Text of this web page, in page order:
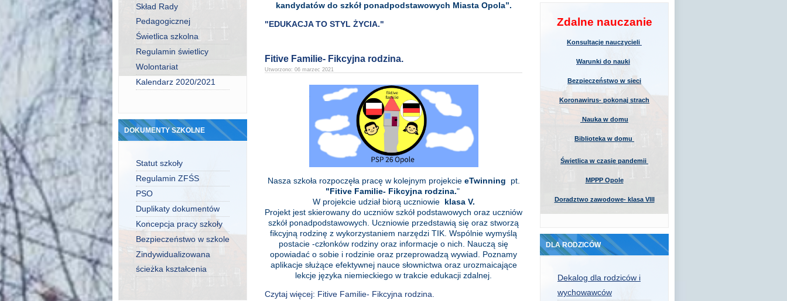
Skład Rady
Pedagogicznej
Świetlica szkolna
Regulamin świetlicy
Wolontariat
Kalendarz 2020/2021
DOKUMENTY SZKOLNE
Statut szkoły
Regulamin ZFŚS
PSO
Duplikaty dokumentów
Koncepcja pracy szkoły
Bezpieczeństwo w szkole
Zindywidualizowana
ścieżka kształcenia
kandydatów do szkół ponadpodstawowych Miasta Opola”.
"EDUKACJA TO STYL ŻYCIA."
Fitive Familie- Fikcyjna rodzina.
Utworzono: 06 marzec 2021
Nasza szkoła rozpoczęła pracę w kolejnym projekcieeTwinning
pt.
"Fitive Familie- Fikcyjna rodzina."
W projekcie udział biorą uczniowie klasa V.
Projekt jest skierowany do uczniów szkół podstawowych oraz uczniów
szkół ponadpodstawowych. Uczniowie przedstawią się oraz stworzą
fikcyjną rodzinę z wykorzystaniem narzędzi TIK. Wspólnie wymyślą
postacie -członków rodziny oraz informacje o nich. Nauczą się
opowiadać o sobie i rodzinie oraz przeprowadzą wywiad. Poznamy
aplikacje służące efektywnej nauce słownictwa oraz urozmaicające
lekcje języka niemieckiego w trakcie edukacji zdalnej.
Czytaj więcej: Fitive Familie- Fikcyjna rodzina.
Zdalne nauczanie
Konsultacje nauczycieli
Warunki do nauki
Bezpieczeństwo w sieci
Koronawirus- pokonaj strach
Nauka w domu
Biblioteka w domu
Świetlica w czasie pandemii
MPPP Opole
Doradztwo zawodowe- klasa VIII
DLA RODZICÓW
Dekalog dla rodziców i
wychowawców